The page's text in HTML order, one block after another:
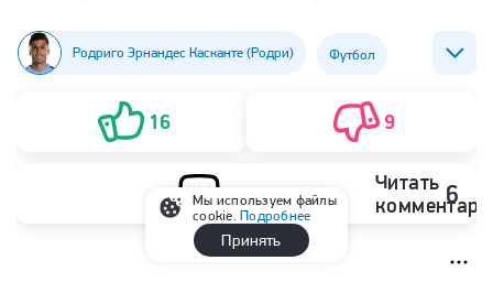
Родриго Эрнандес Касканте (Родри) Футбол
ФК Барселона ФК Манчестер Сити
16 9
Читать 6
Мы используем файлы
cookie.Подробнее
Принять